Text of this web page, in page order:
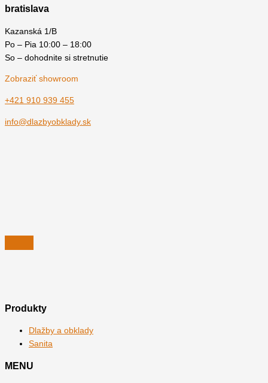
bratislava
Kazanská 1/B
Po – Pia 10:00 – 18:00
So – dohodnite si stretnutie
Zobraziť showroom
+421 910 939 455
info@dlazbyobklady.sk
Produkty
Dlažby a obklady
Sanita
MENU